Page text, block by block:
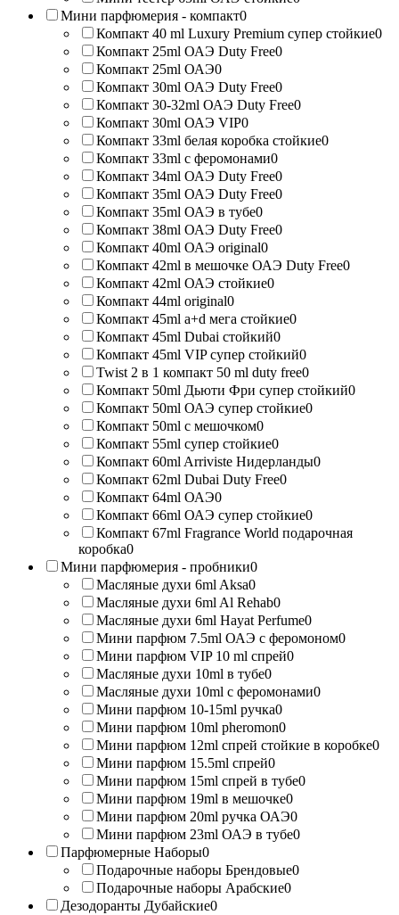
Мини парфюмерия - компакт0
Компакт 40 ml Luxury Premium супер стойкие0
Компакт 25ml ОАЭ Duty Free0
Компакт 25ml ОАЭ0
Компакт 30ml ОАЭ Duty Free0
Компакт 30-32ml ОАЭ Duty Free0
Компакт 30ml ОАЭ VIP0
Компакт 33ml белая коробка стойкие0
Компакт 33ml с феромонами0
Компакт 34ml ОАЭ Duty Free0
Компакт 35ml ОАЭ Duty Free0
Компакт 35ml ОАЭ в тубе0
Компакт 38ml ОАЭ Duty Free0
Компакт 40ml ОАЭ original0
Компакт 42ml в мешочке ОАЭ Duty Free0
Компакт 42ml ОАЭ стойкие0
Компакт 44ml original0
Компакт 45ml a+d мега стойкие0
Компакт 45ml Dubai стойкий0
Компакт 45ml VIP супер стойкий0
Twist 2 в 1 компакт 50 ml duty free0
Компакт 50ml Дьюти Фри супер стойкий0
Компакт 50ml ОАЭ супер стойкие0
Компакт 50ml с мешочком0
Компакт 55ml супер стойкие0
Компакт 60ml Arriviste Нидерланды0
Компакт 62ml Dubai Duty Free0
Компакт 64ml ОАЭ0
Компакт 66ml ОАЭ супер стойкие0
Компакт 67ml Fragrance World подарочная
коробка0
Мини парфюмерия - пробники0
Масляные духи 6ml Aksa0
Масляные духи 6ml Al Rehab0
Масляные духи 6ml Hayat Perfume0
Мини парфюм 7.5ml ОАЭ с феромоном0
Мини парфюм VIP 10 ml спрей0
Масляные духи 10ml в тубе0
Масляные духи 10ml с феромонами0
Мини парфюм 10-15ml ручка0
Мини парфюм 10ml pheromon0
Мини парфюм 12ml спрей стойкие в коробке0
Мини парфюм 15.5ml спрей0
Мини парфюм 15ml спрей в тубе0
Мини парфюм 19ml в мешочке0
Мини парфюм 20ml ручка ОАЭ0
Мини парфюм 23ml ОАЭ в тубе0
Парфюмерные Наборы0
Подарочные наборы Брендовые0
Подарочные наборы Арабские0
Дезодоранты Дубайские0